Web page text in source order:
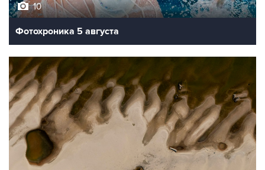
10
Фотохроника 5 августа